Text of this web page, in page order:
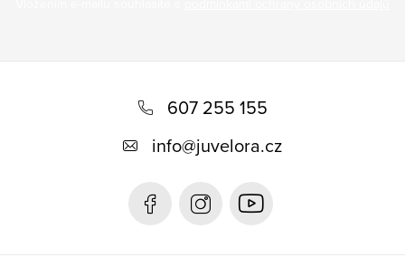
607 255 155
info@juvelora.cz